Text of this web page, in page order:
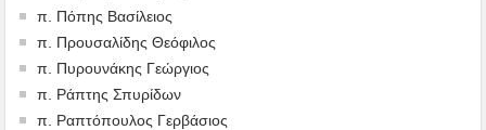
π. Πόπης Βασίλειος
π. Προυσαλίδης Θεόφιλος
π. Πυρουνάκης Γεώργιος
π. Ράπτης Σπυρίδων
π. Ραπτόπουλος Γερβάσιος